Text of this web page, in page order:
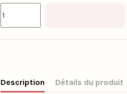
Description Détails du produit